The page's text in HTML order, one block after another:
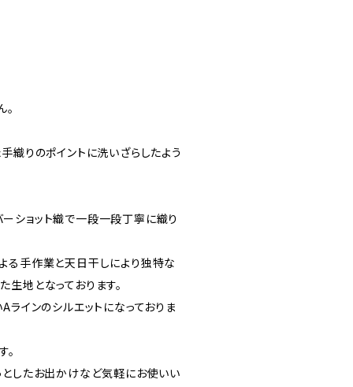
織りのポイントに洗いざらしたよう
ショット織で一段一段丁寧に織り
る手作業と天日干しにより独特な
地となっております。
ラインのシルエットになっておりま
。
としたお出かけなど気軽にお使いい